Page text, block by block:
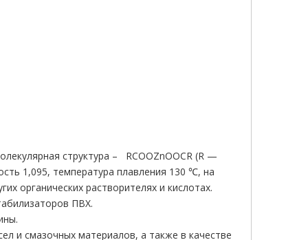
структура – RCOOZnOOCR (R —
1,095, температура плавления 130 ℃, на
органических растворителях и кислотах.
ПВХ.
и смазочных материалов, а также в качестве